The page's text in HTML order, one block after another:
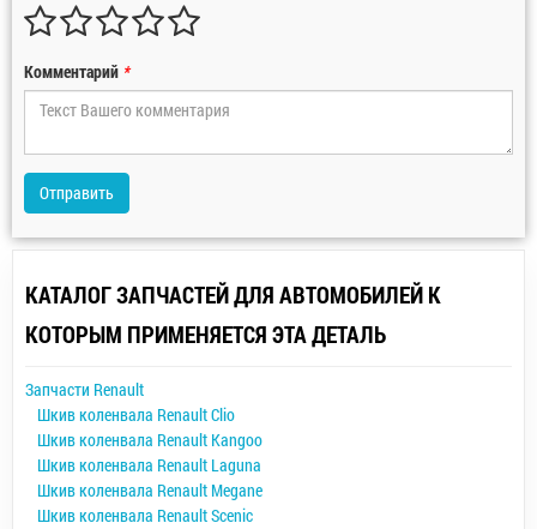
Комментарий *
Отправить
КАТАЛОГ ЗАПЧАСТЕЙ ДЛЯ АВТОМОБИЛЕЙ К
КОТОРЫМ ПРИМЕНЯЕТСЯ ЭТА ДЕТАЛЬ
Запчасти Renault
Шкив коленвала Renault Clio
Шкив коленвала Renault Kangoo
Шкив коленвала Renault Laguna
Шкив коленвала Renault Megane
Шкив коленвала Renault Scenic